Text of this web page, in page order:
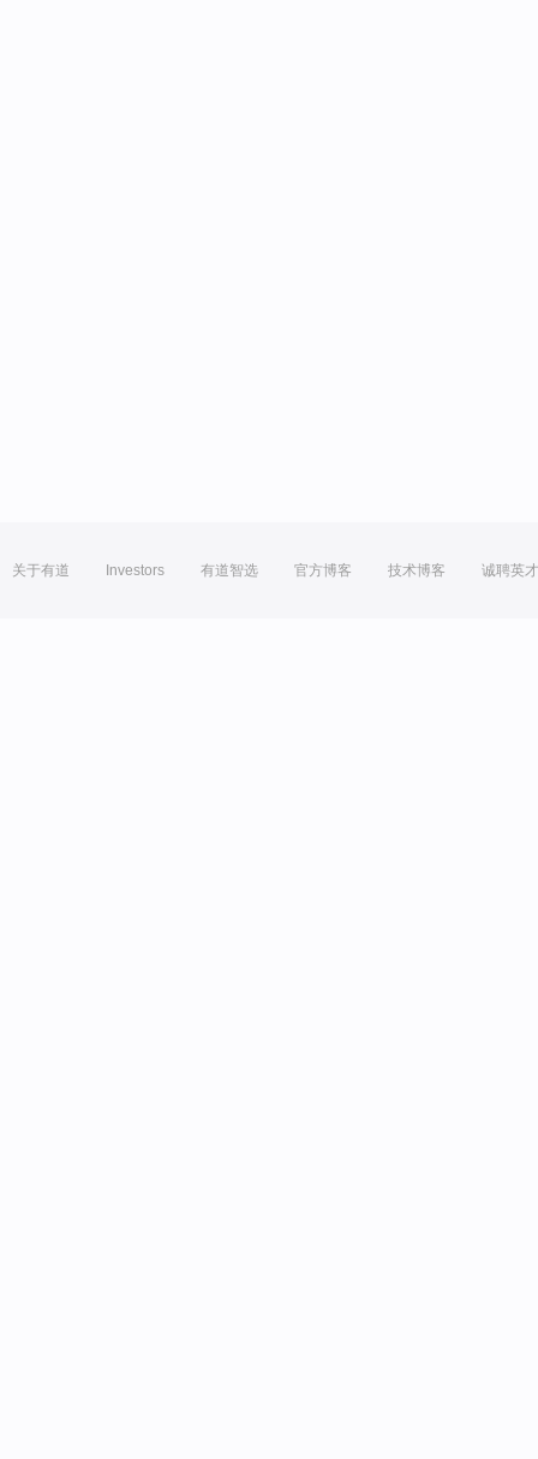
关于有道 Investors 有道智选 官方博客 技术博客 诚聘英才